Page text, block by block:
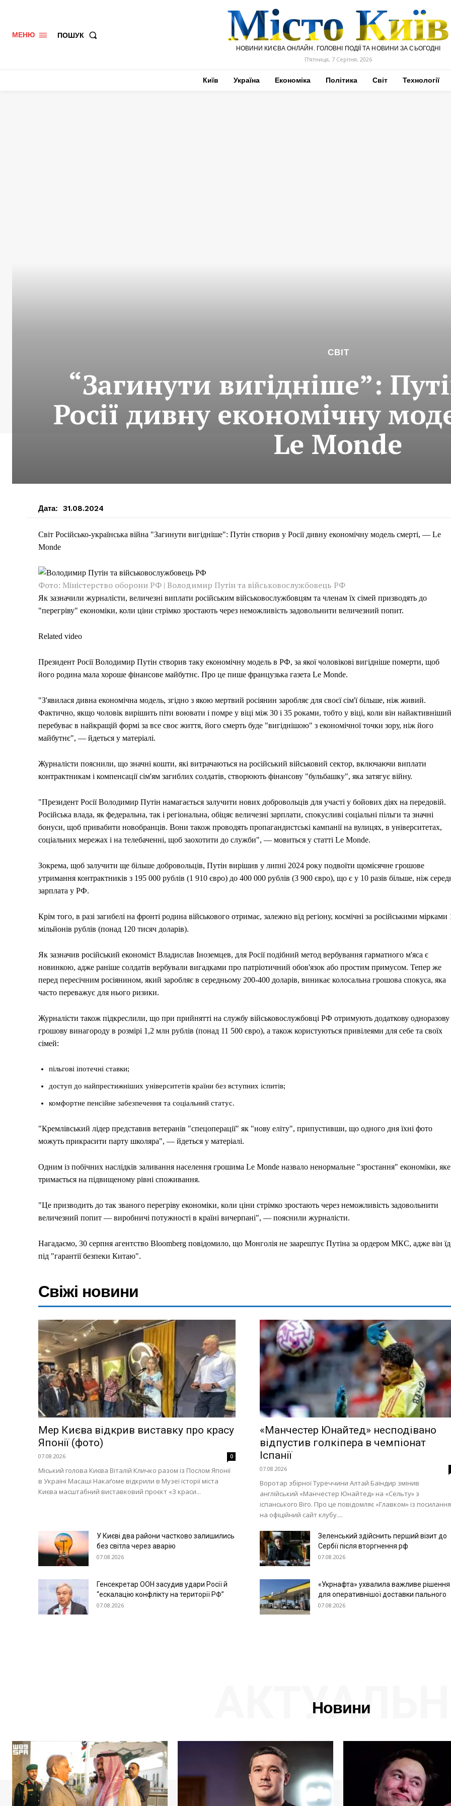
Київ
Україна
Політика
Технології
Війна
МЕНЮ ПОШУК Місто Київ
НОВИНИ КИЄВА ОНЛАЙН. ГОЛОВНІ ПОДІЇ ТА НОВИНИ ЗА СЬОГОДНІ
П’ятниця, 7 Серпня, 2026
Київ Україна Економіка Політика Світ Технології
СВІТ
“Загинути вигідніше”:
Росії дивну економічну
Le Monde
Дата: 31.08.2024
Світ Російсько-українська війна "Загинути вигідніше": Путін створив у Росії дивну економічну модель смерті, — Le
Monde
Фото: Міністерство оборони РФ | Володимир Путін та військовослужбовець РФ
Як зазначили журналісти, величезні виплати російським військовослужбовцям та членам їх сімей призводять до
"перегріву" економіки, коли ціни стрімко зростають через неможливість задовольнити величезний попит.
Related video
Президент Росії Володимир Путін створив таку економічну модель в РФ, за якої чоловікові вигідніше померти, щоб
його родина мала хороше фінансове майбутнє. Про це пише французька газета Le Monde.
"З'явилася дивна економічна модель, згідно з якою мертвий росіянин заробляє для своєї сім'ї більше, ніж живий.
Фактично, якщо чоловік вирішить піти воювати і помре у віці між 30 і 35 роками, тобто у віці, коли він найактивніший
перебуває в найкращій формі за все своє життя, його смерть буде "вигіднішою" з економічної точки зору, ніж його
майбутнє", — йдеться у матеріалі.
Журналісти пояснили, що значні кошти, які витрачаються на російський військовий сектор, включаючи виплати
контрактникам і компенсації сім'ям загиблих солдатів, створюють фінансову "бульбашку", яка затягує війну.
"Президент Росії Володимир Путін намагається залучити нових добровольців для участі у бойових діях на передовій.
Російська влада, як федеральна, так і регіональна, обіцяє величезні зарплати, спокусливі соціальні пільги та значні
бонуси, щоб привабити новобранців. Вони також проводять пропагандистські кампанії на вулицях, в університетах,
соціальних мережах і на телебаченні, щоб заохотити до служби", — мовиться у статті Le Monde.
Зокрема, щоб залучити ще більше добровольців, Путін вирішив у липні 2024 року подвоїти щомісячне грошове
утримання контрактників з 195 000 рублів (1 910 євро) до 400 000 рублів (3 900 євро), що є у 10 разів більше, ніж
зарплата у РФ.
Крім того, в разі загибелі на фронті родина військового отримає, залежно від регіону, космічні за російськими мірками
мільйонів рублів (понад 120 тисяч доларів).
Як зазначив російський економіст Владислав Іноземцев, для Росії подібний метод вербування гарматного м'яса є
новинкою, адже раніше солдатів вербували вигадками про патріотичний обов'язок або простим примусом. Тепер же
перед пересічним росіянином, який заробляє в середньому 200-400 доларів, виникає колосальна грошова спокуса, яка
часто переважує для нього ризики.
Журналісти також підкреслили, що при прийнятті на службу військовослужбовці РФ отримують додаткову одноразову
грошову винагороду в розмірі 1,2 млн рублів (понад 11 500 євро), а також користуються привілеями для себе та своїх
сімей:
пільгові іпотечні ставки;
доступ до найпрестижніших університетів країни без вступних іспитів;
комфортне пенсійне забезпечення та соціальний статус.
"Кремлівський лідер представив ветеранів "спецоперації" як "нову еліту", припустивши, що одного дня їхні фото
можуть прикрасити парту школяра", — йдеться у матеріалі.
Одним із побічних наслідків заливання населення грошима Le Monde назвало ненормальне "зростання" економіки, яке
тримається на підвищеному рівні споживання.
"Це призводить до так званого перегріву економіки, коли ціни стрімко зростають через неможливість задовольнити
величезний попит — виробничі потужності в країні вичерпані", — пояснили журналісти.
Нагадаємо, 30 серпня агентство Bloomberg повідомило, що Монголія не заарештує Путіна за ордером МКС, адже він
під "гарантії безпеки Китаю".
Свіжі новини
Мер Києва відкрив виставку про красу
Японії (фото)
07.08.2026 0
Міський голова Києва Віталій Кличко разом із Послом Японії
в Україні Масаші Накаґоме відкрили в Музеї історії міста
Києва масштабний виставковий проєкт «З краси...
«Манчестер Юнайтед» несподівано
відпустив голкіпера в чемпіонат
Іспанії
07.08.2026
Воротар збірної Туреччини Алтай Баїндир змінив
англійський «Манчестер Юнайтед» на «Сельту» з
іспанського Віго. Про це повідомляє «Главком» із
на офіційний сайт клубу....
У Києві два райони частково залишились
без світла через аварію
07.08.2026
Зеленський здійснить перший візит до
Сербії після вторгнення рф
07.08.2026
Генсекретар ООН засудив удари Росії й
“ескалацію конфлікту на території РФ”
07.08.2026
«Укрнафта» ухвалила важливе рішення
для оперативнішої доставки пального
07.08.2026
Новини